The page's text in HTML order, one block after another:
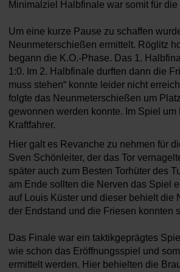
Minimalziel Halbfinale war somit für
Um eine kurze Pause zu schaffen
Neunmeterschießen ermittelt. Röglitz
begann die K.O.-Phase. Das 1.
1:0. Im 2. Halbfinale durften dann die
muss stehen“ konnte leider nicht
folgte das Neunmeterschießen um
gewonnen werden konnte. Im Spiel
Kraftfahrer.
Hier galt es Revanche zu nehmen für
Sven Schönleiter, der das Tor
später auch zum Besten Torhüter des
am Ende sollten die Nerven das Spiel
auf Louis Küster und dieser behielt die
der Endstand und die Friesen konnten
Das Finale war ein taktikgeprägtes
wie schon das Eröffnungsspiel und
ermittelt werden. Hier behielten die